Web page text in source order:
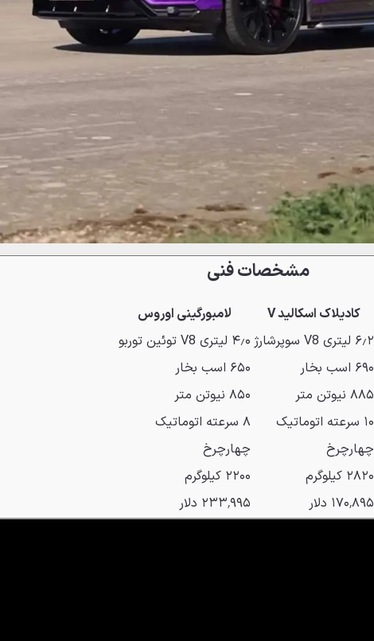
مشخصات فنی
کادیلاک اسکالید V
لامبورگینی اوروس
۶٫۲ لیتری V8 سوپرشارژ
۴٫۰ لیتری V8 توئین توربو
۶۹۰ اسب بخار
۶۵۰ اسب بخار
۸۸۵ نیوتن متر
۸۵۰ نیوتن متر
۱۰ سرعته اتوماتیک
۸ سرعته اتوماتیک
چهارچرخ
چهارچرخ
۲۸۲۰ کیلوگرم
۲۲۰۰ کیلوگرم
۱۷۰٬۸۹۵ دلار ۲۳۳٬۹۹۵ دلار